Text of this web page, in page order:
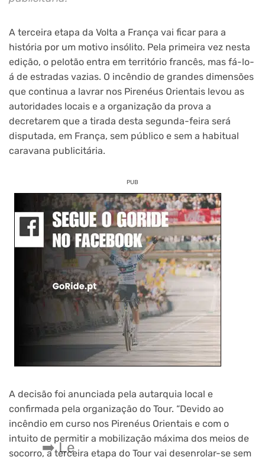
A terceira etapa da Volta a França vai ficar para a
história por um motivo insólito. Pela primeira vez nesta
edição, o pelotão entra em território francês, mas fá-lo-
á de estradas vazias. O incêndio de grandes dimensões
que continua a lavrar nos Pirenéus Orientais levou as
autoridades locais e a organização da prova a
decretarem que a tirada desta segunda-feira será
disputada, em França, sem público e sem a habitual
caravana publicitária.
PUB
A decisão foi anunciada pela autarquia local e
confirmada pela organização do Tour. “Devido ao
incêndio em curso nos Pirenéus Orientais e com o
intuito de permitir a mobilização máxima dos meios de
socorro, a terceira etapa do Tour vai desenrolar-se sem
➡️ Le